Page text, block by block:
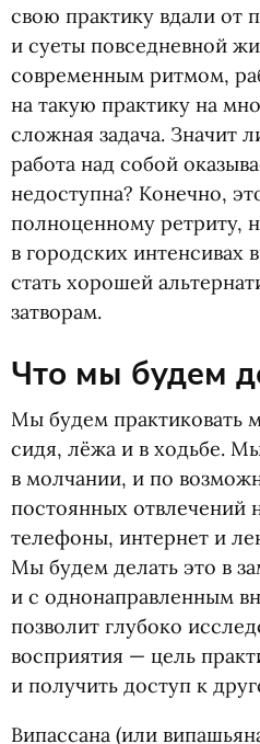
свою практику вдали от
и суеты повседневной
современным ритмом,
на такую практику на
сложная задача. Значит
работа над собой
недоступна? Конечно,
полноценному ретриту,
в городских интенсивах
стать хорошей
затворам.
Что мы будем
Мы будем практиковать
сидя, лёжа и в ходьбе.
в молчании, и по
постоянных отвлечений
телефоны, интернет и
Мы будем делать это в
и с однонаправленным
позволит глубоко
восприятия — цель
и получить доступ к
Випассана (или